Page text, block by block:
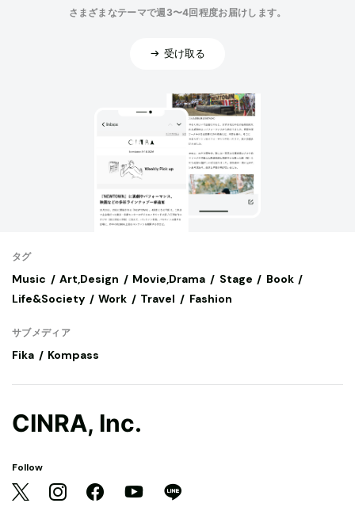
さまざまなテーマで週3〜4回程度お届けします。
受け取る
タグ
Music Art,Design Movie,Drama Stage
Book
Life&Society
Work Travel Fashion
サブメディア
Fika Kompass
CINRA, Inc.
Follow